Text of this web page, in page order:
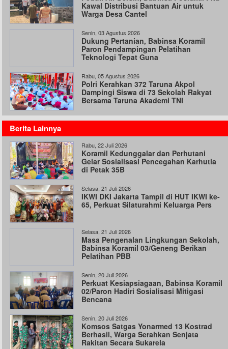
Kawal Distribusi Bantuan Air untuk
Warga Desa Cantel
Senin, 03 Agustus 2026
Dukung Pertanian, Babinsa Koramil
Paron Pendampingan Pelatihan
Teknologi Tepat Guna
Rabu, 05 Agustus 2026
Polri Kerahkan 372 Taruna Akpol
Dampingi Siswa di 73 Sekolah Rakyat
Bersama Taruna Akademi TNI
Berita Lainnya
Rabu, 22 Juli 2026
Koramil Kedunggalar dan Perhutani
Gelar Sosialisasi Pencegahan Karhutla
di Petak 35B
Selasa, 21 Juli 2026
IKWI DKI Jakarta Tampil di HUT IKWI ke-
65, Perkuat Silaturahmi Keluarga Pers
Selasa, 21 Juli 2026
Masa Pengenalan Lingkungan Sekolah,
Babinsa Koramil 03/Geneng Berikan
Pelatihan PBB
Senin, 20 Juli 2026
Perkuat Kesiapsiagaan, Babinsa Koramil
02/Paron Hadiri Sosialisasi Mitigasi
Bencana
Senin, 20 Juli 2026
Komsos Satgas Yonarmed 13 Kostrad
Berhasil, Warga Serahkan Senjata
Rakitan Secara Sukarela